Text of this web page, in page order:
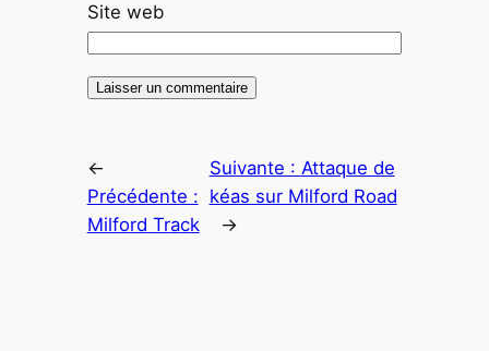
Site web
←
Précédente :
Milford Track
Suivante : Attaque de
kéas sur Milford Road
→